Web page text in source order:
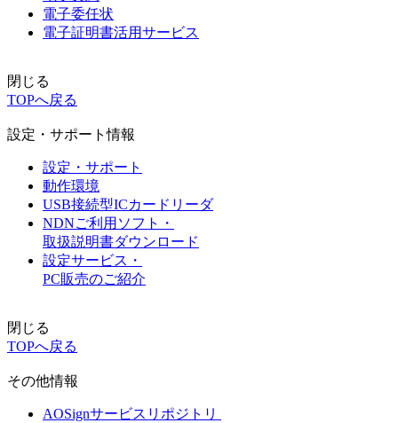
電子委任状
電子証明書活用サービス
閉じる
TOPへ戻る
設定・サポート情報
設定・サポート
動作環境
USB接続型ICカードリーダ
NDNご利用ソフト・
取扱説明書ダウンロード
設定サービス・
PC販売のご紹介
閉じる
TOPへ戻る
その他情報
AOSignサービスリポジトリ